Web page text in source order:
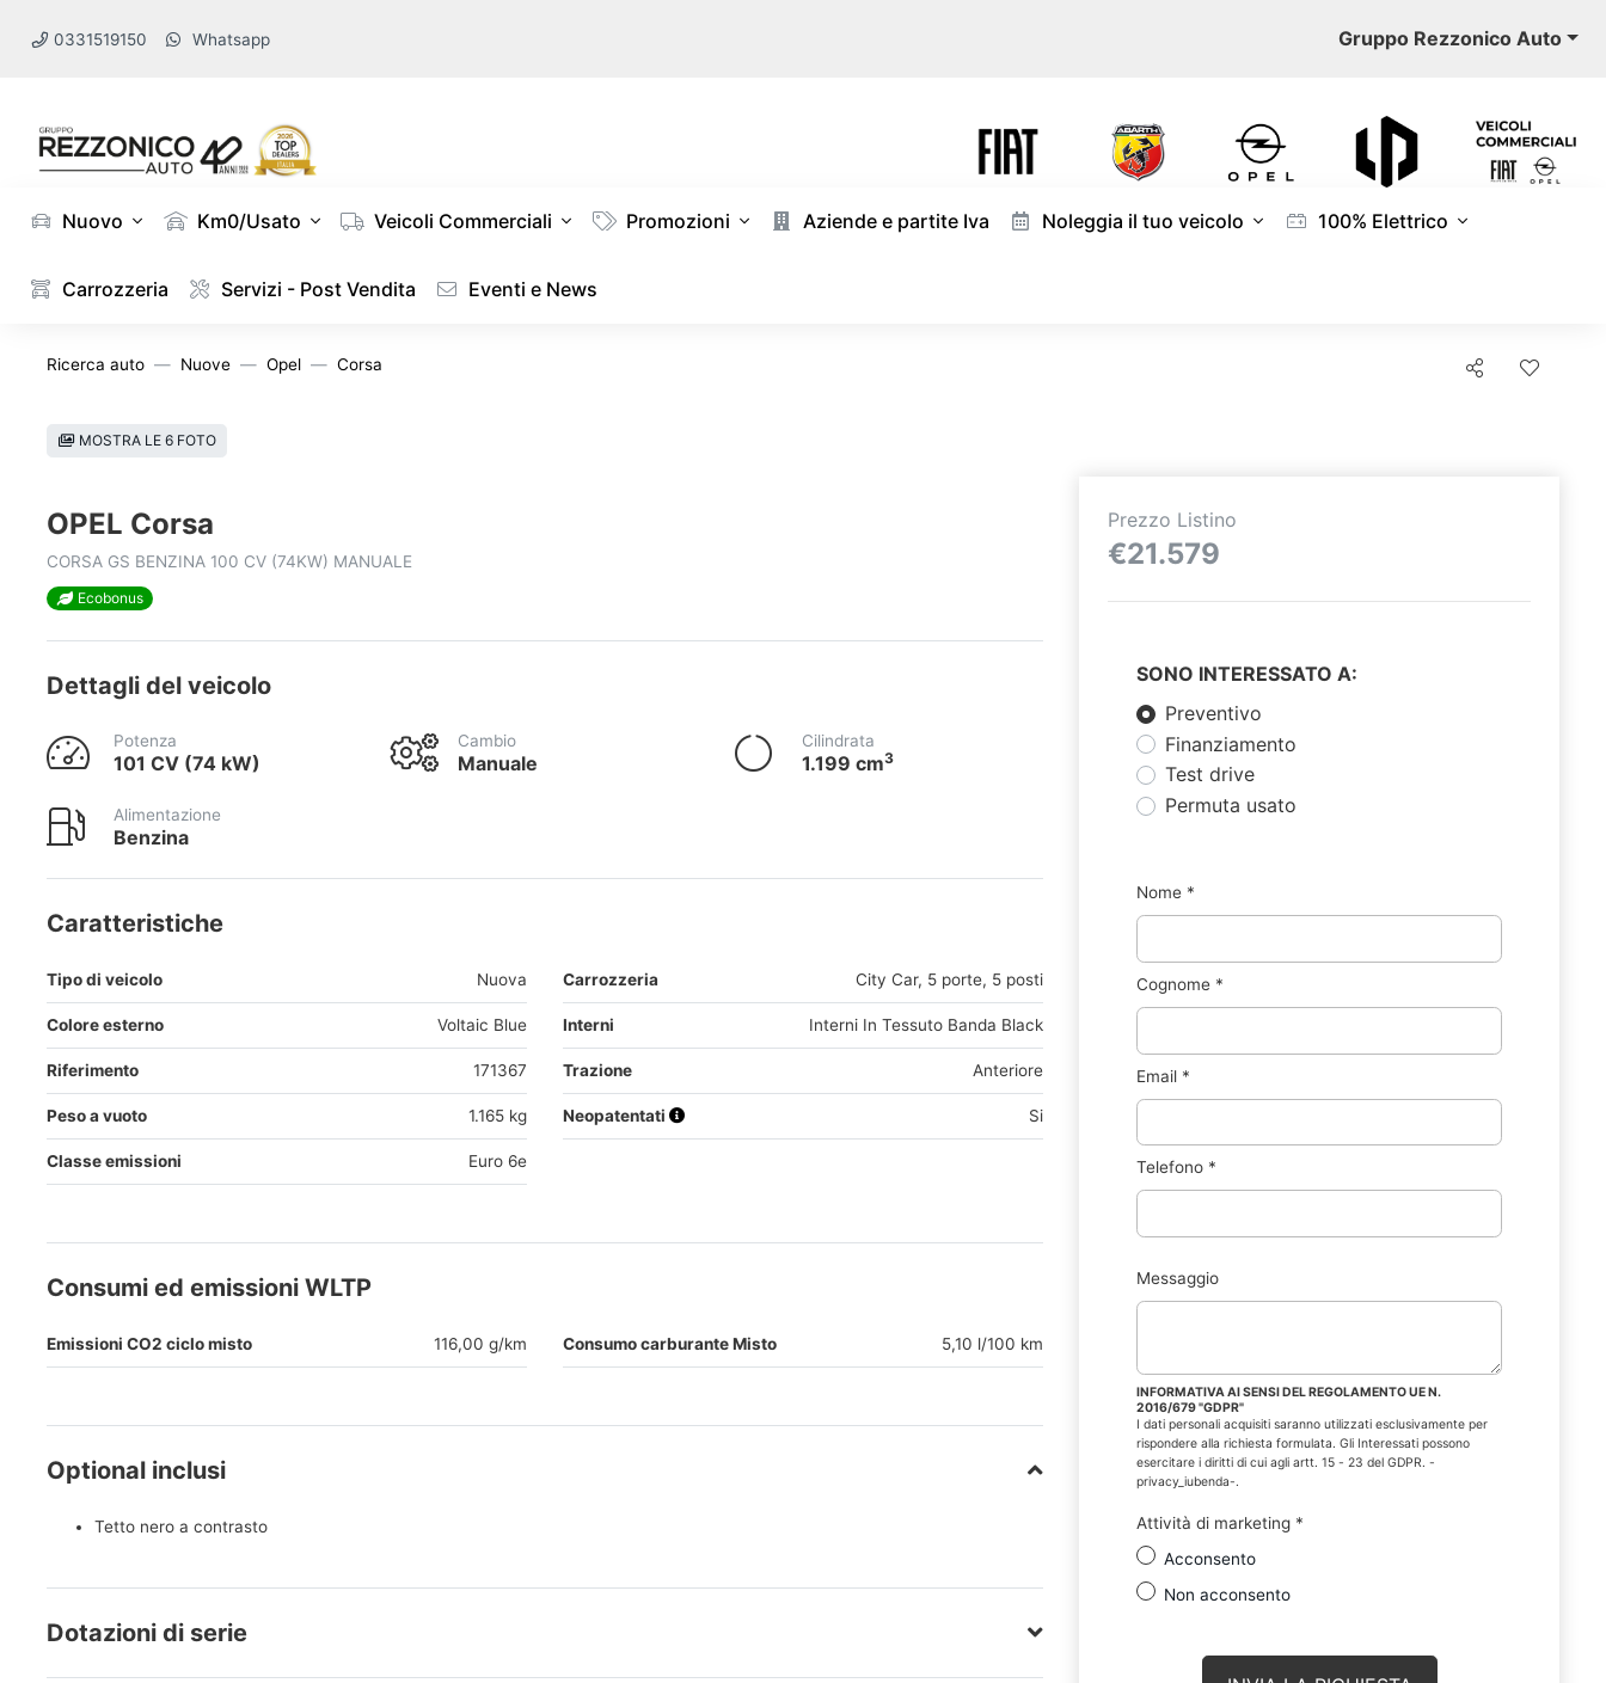
0331519150 Whatsapp Gruppo Rezzonico Auto
Nuovo Km0/Usato Veicoli Commerciali Promozioni Aziende e partite Iva Noleggia il tuo veicolo 100% Elettrico
Carrozzeria Servizi - Post Vendita Eventi e News
Ricerca auto Nuove Opel Corsa
MOSTRA LE 6 FOTO
OPEL Corsa
CORSA GS BENZINA 100 CV (74KW) MANUALE
Ecobonus
Dettagli del veicolo
Potenza
101 CV (74 kW)
Cambio
Manuale
Cilindrata
1.199 cm3
Alimentazione
Benzina
Caratteristiche
Tipo di veicolo Nuova Carrozzeria City Car, 5 porte, 5 posti
Colore esterno Voltaic Blue Interni Interni In Tessuto Banda Black
Riferimento 171367 Trazione Anteriore
Peso a vuoto 1.165 kg Neopatentati Si
Classe emissioni Euro 6e
Consumi ed emissioni WLTP
Emissioni CO2 ciclo misto 116,00 g/km Consumo carburante Misto 5,10 l/100 km
Optional inclusi
Tetto nero a contrasto
Dotazioni di serie
Prezzo Listino
€21.579
SONO INTERESSATO A:
Preventivo
Finanziamento
Test drive
Permuta usato
Nome *
Cognome *
Email *
Telefono *
Messaggio
INFORMATIVA AI SENSI DEL REGOLAMENTO UE N.
2016/679 "GDPR"
I dati personali acquisiti saranno utilizzati esclusivamente per
rispondere alla richiesta formulata. Gli Interessati possono
esercitare i diritti di cui agli artt. 15 - 23 del GDPR. -
privacy_iubenda-.
Attività di marketing *
Acconsento
Non acconsento